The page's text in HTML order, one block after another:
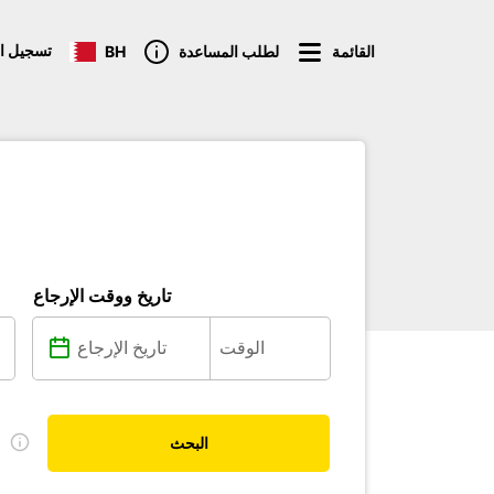
تسجيل BH لطلب المساعدة القائمة
تاريخ ووقت الإرجاع
البحث